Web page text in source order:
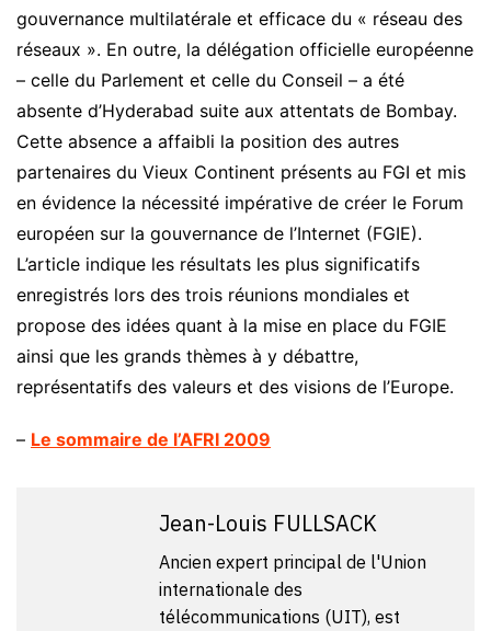
gouvernance multilatérale et efficace du « réseau des
réseaux ». En outre, la délégation officielle européenne
– celle du Parlement et celle du Conseil – a été
absente d’Hyderabad suite aux attentats de Bombay.
Cette absence a affaibli la position des autres
partenaires du Vieux Continent présents au FGI et mis
en évidence la nécessité impérative de créer le Forum
européen sur la gouvernance de l’Internet (FGIE).
L’article indique les résultats les plus significatifs
enregistrés lors des trois réunions mondiales et
propose des idées quant à la mise en place du FGIE
ainsi que les grands thèmes à y débattre,
représentatifs des valeurs et des visions de l’Europe.
– Le sommaire de l’AFRI 2009
Jean-Louis FULLSACK
Ancien expert principal de l'Union
internationale des
télécommunications (UIT), est